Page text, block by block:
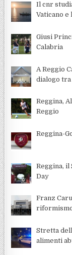
Il cnr
Vaticano e
Giusi
Calabria
A Reggio
dialogo
Reggina,
Reggio
Reggina-
Reggina, il
Day
Franz
Stretta
alimenti